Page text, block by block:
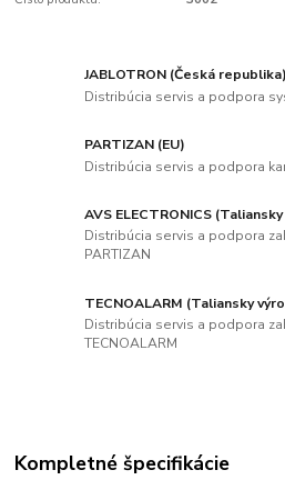
JABLOTRON (Česká republika)
Distribúcia servis a podpora
PARTIZAN (EU)
Distribúcia servis a podpora
AVS ELECTRONICS
Distribúcia servis a podpora
PARTIZAN
TECNOALARM (Taliansky
Distribúcia servis a podpora
TECNOALARM
Kompletné špecifikácie